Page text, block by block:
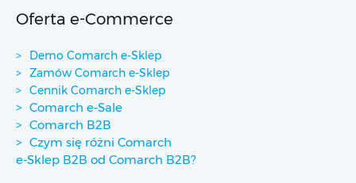
Oferta e-Commerce
Demo Comarch e-Sklep
Zamów Comarch e-Sklep
Cennik Comarch e-Sklep
Comarch e-Sale
Comarch B2B
Czym się różni Comarch
e-Sklep B2B od Comarch B2B?